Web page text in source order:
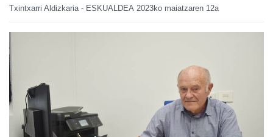
Txintxarri Aldizkaria - ESKUALDEA 2023ko maiatzaren 12a